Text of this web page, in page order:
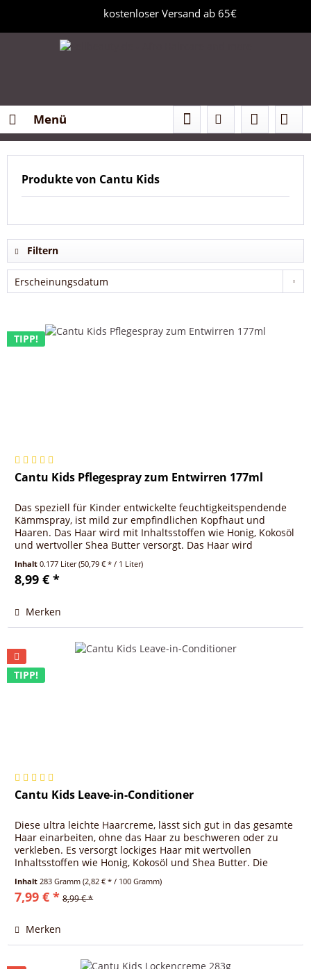
kostenloser Versand ab 65€
Menü
Produkte von Cantu Kids
Filtern
TIPP!
Cantu Kids Pflegespray zum Entwirren 177ml
Das speziell für Kinder entwickelte feuchtigkeitspendende
Kämmspray, ist mild zur empfindlichen Kopfhaut und
Haaren. Das Haar wird mit Inhaltsstoffen wie Honig, Kokosöl
und wertvoller Shea Butter versorgt. Das Haar wird
Inhalt0.177 Liter(50,79 € * / 1 Liter)
8,99 € *
Merken
TIPP!
Cantu Kids Leave-in-Conditioner
Diese ultra leichte Haarcreme, lässt sich gut in das gesamte
Haar einarbeiten, ohne das Haar zu beschweren oder zu
verkleben. Es versorgt lockiges Haar mit wertvollen
Inhaltsstoffen wie Honig, Kokosöl und Shea Butter. Die
Inhalt 283 Gramm(2,82 € * / 100 Gramm)
7,99 € * 8,99 € *
Merken